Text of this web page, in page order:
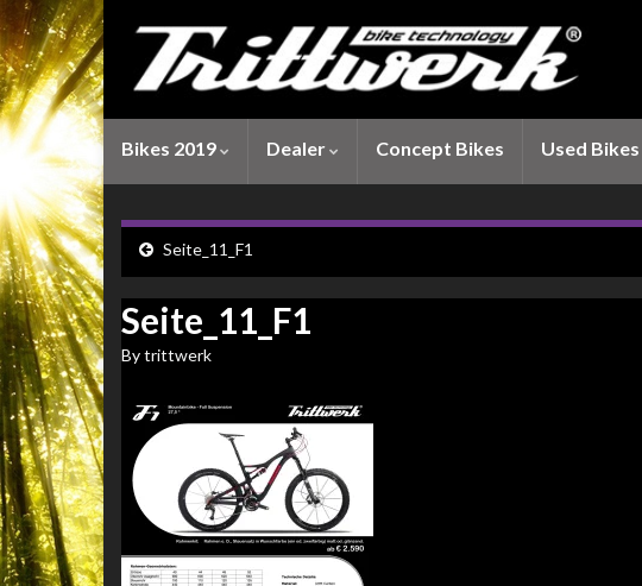
Bikes 2019 Dealer Concept Bikes Used Bikes
Seite_11_F1
Seite_11_F1
Bytrittwerk